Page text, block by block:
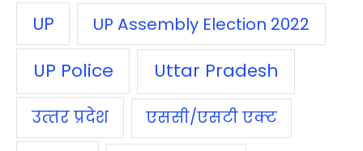
UP UP Assembly Election 2022
UP Police Uttar Pradesh
उत्‍तर प्रदेश एससी/एसटी एक्‍ट